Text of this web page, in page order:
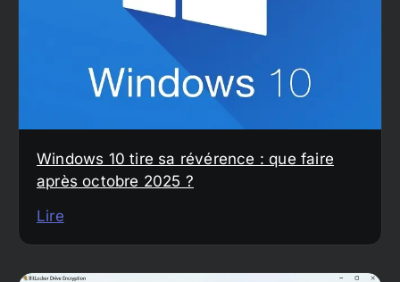
Windows 10 tire sa révérence : que faire
après octobre 2025 ?
Lire